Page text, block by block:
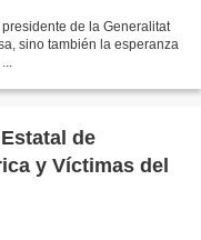
de la Generalitat
sino también la esperanza
de
y Víctimas del